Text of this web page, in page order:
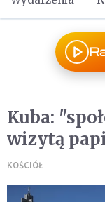
Kuba:
wizytą
KOŚCIÓŁ